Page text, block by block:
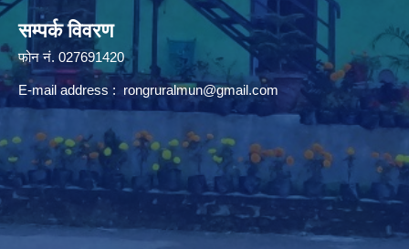
सम्पर्क विवरण
फोन न‌ं. 027691420
E-mail address : rongruralmun@gmail.com